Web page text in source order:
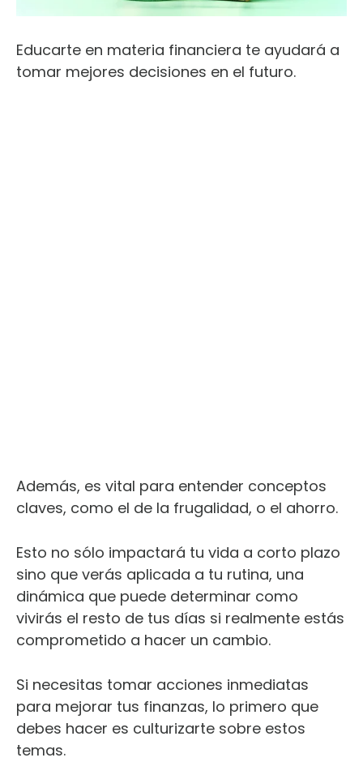
Educarte en materia financiera te ayudará a
tomar mejores decisiones en el futuro.
Además, es vital para entender conceptos
claves, como el de la frugalidad, o el ahorro.
Esto no sólo impactará tu vida a corto plazo
sino que verás aplicada a tu rutina, una
dinámica que puede determinar como
vivirás el resto de tus días si realmente estás
comprometido a hacer un cambio.
Si necesitas tomar acciones inmediatas
para mejorar tus finanzas, lo primero que
debes hacer es culturizarte sobre estos
temas.